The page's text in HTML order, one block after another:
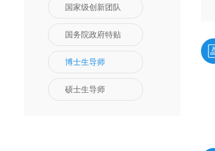
国家级创新团队
国务院政府特贴
博士生导师
硕士生导师